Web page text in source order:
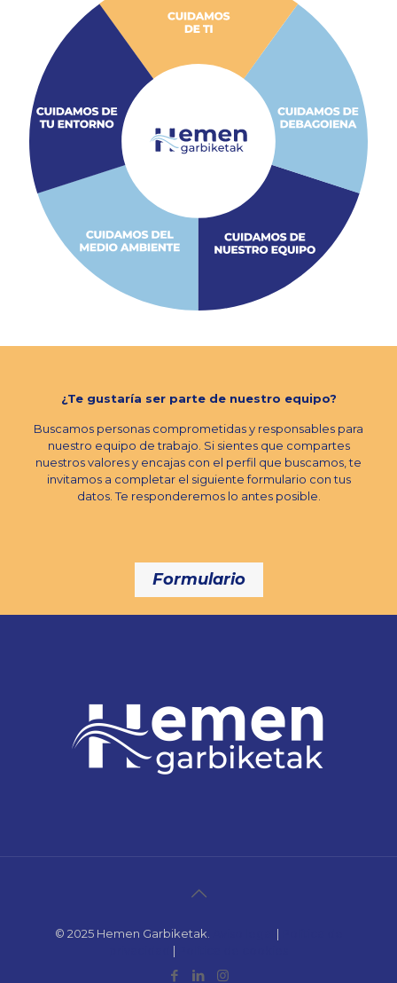
¿Te gustaría ser parte de nuestro equipo?
Buscamos personas comprometidas y responsables para
nuestro equipo de trabajo. Si sientes que compartes
nuestros valores y encajas con el perfil que buscamos, te
invitamos a completar el siguiente formulario con tus
datos. Te responderemos lo antes posible.
Formulario
© 2025 Hemen Garbiketak. |
|